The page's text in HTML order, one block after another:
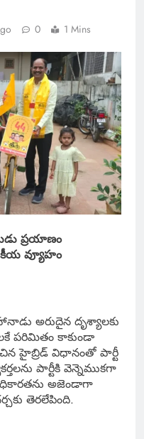
0 1 Mins
ప్రయాణం
వ్యూహం
అరుదైన దృశ్యాలకు
పరిమితం కాకుండా
హైబ్రిడ్ విధానంతో పార్టీ
పార్టీకి వెన్నెముకగా
అజెండాగా
తెరలేపింది.